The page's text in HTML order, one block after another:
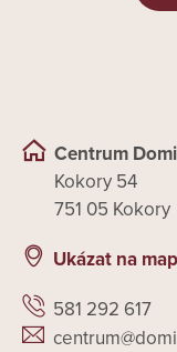
Centrum
Kokory 54
751 05 Kokory
Ukázat na
581 292 617